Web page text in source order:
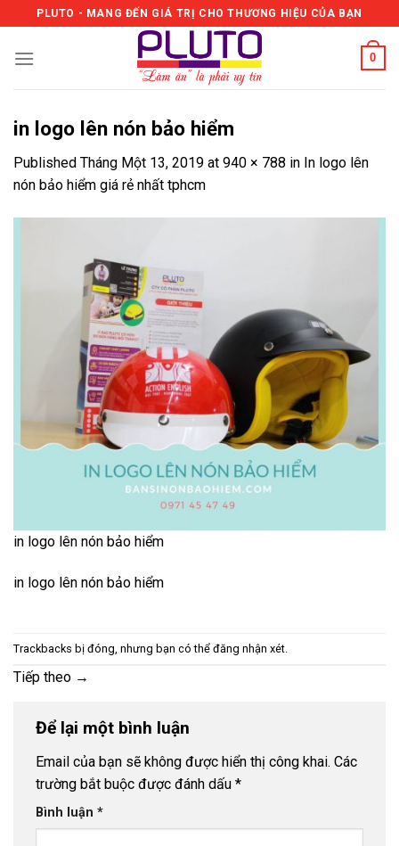
to
content
PLUTO - MANG ĐẾN GIÁ TRỊ CHO THƯƠNG HIỆU CỦA BẠN
0
in logo lên nón bảo hiểm
Published Tháng Một 13, 2019 at 940 × 788 in In logo lên
nón bảo hiểm giá rẻ nhất tphcm
in logo lên nón bảo hiểm
in logo lên nón bảo hiểm
Trackbacks bị đóng, nhưng bạn có thể đăng nhận xét
Tiếp theo →
Để lại một bình luận
Email của bạn sẽ không được hiển thị công khai. Các
trường bắt buộc được đánh dấu *
Bình luận *